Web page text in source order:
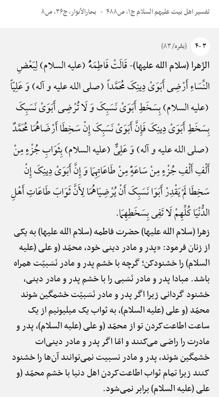
تفسیر اهل بیت علیهم السلام ج۱، ص۴۸۸ بحارالأنوار، ج۳۶، ص۸
۳ -۴ (بقره/ ۸۳)
الزّهرا (سلام الله علیها)-قَالَتْ فَاطِمَهًُْ (علیه السلام) لِبَعْضِ
النِّسَاءِ أَرْضِی أَبَوَیْ دِینِکَ مُحَمَّداً (صلی الله علیه و آله) وَ عَلِیّاً
(علیه السلام) بِسَخَطِ أَبَوَیْ نَسَبِکَ وَ لَا تُرْضِی أَبَوَیْ نَسَبِکَ
بِسَخَطِ أَبَوَیْ دِینِکَ فَإِنَّ أَبَوَیْ نَسَبِکَ إِنْ سَخِطَا أَرْضَاهُمَا مُحَمَّدٌ
(صلی الله علیه و آله) وَ عَلِیٌّ (علیه السلام) بِثَوَابِ جُزْءٍ مِنْ
أَلْفِ أَلْفِ جُزْءٍ مِنْ سَاعَهًٍْ مِنْ طَاعَاتِهِمَا وَ إِنَّ أَبَوَیْ دِینِکَ إِنْ
سَخِطَا لَمْ یَقْدِرْ أَبَوَا نَسَبِکَ أَنْ یُرْضِیَاهُمَا لِأَنَّ ثَوَابَ طَاعَاتِ أَهْلِ
الدُّنْیَا کُلِّهِمْ لَا تَفِی بِسَخَطِهِمَا.
زهرا (سلام الله علیها) حضرت فاطمه (سلام الله علیها) به یکی
از زنان فرمود: «پدر و مادر دینی خود، محمّد (و علی (علیه
السلام) را خشنودکن؛ گرچه با خشم پدر و مادر نَسَبیّت همراه
باشد. مبادا پدر و مادر نَسَبی را با خشم پدر و مادر دینی،
خشنود گردانی زیرا اگر پدر و مادر نَسَبیّت خشمگین شوند
محمّد (و علی (علیه السلام)، به ثواب یک میلیونیم از یک
ساعت اطاعت‌کردن تو از محمّد (و علی (علیه السلام)، پدر و
مادرت را راضی می‌کنند و امّا اگر پدر و مادر دینی‌ات
خشمگین شوند، پدر و مادر نسبیت نمی‌توانند آن‌ها را خشنود
کنند زیرا تمام ثواب اطاعت‌کردن اهل دنیا با خشم محمّد (و
علی (علیه السلام) برابر نمی‌شود.